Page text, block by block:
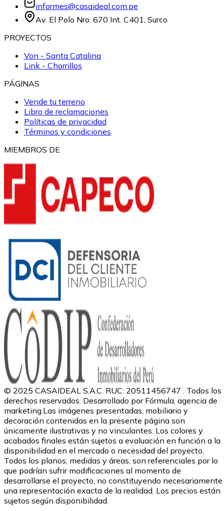
informes@casaideal.com.pe
Av. El Polo Nro. 670 Int. C401, Surco
PROYECTOS
Von - Santa Catalina
Link - Chorrillos
PÁGINAS
Vende tu terreno
Libro de reclamaciones
Políticas de privacidad
Términos y condiciones
MIEMBROS DE
© 2025 CASAIDEAL S.A.C. RUC: 20511456747 . Todos los
derechos reservados. Desarrollado por Fórmula, agencia de
marketing. Las imágenes presentadas, mobiliario y
decoración contenidas en la presente página son
únicamente ilustrativas y no vinculantes. Los colores y
acabados finales están sujetos a evaluación en función a la
disponibilidad en el mercado o necesidad del proyecto.
Todos los planos, medidas y áreas, son referenciales por lo
que podrían sufrir modificaciones al momento de
desarrollarse el proyecto, no constituyendo necesariamente
una representación exacta de la realidad. Los precios están
sujetos según disponibilidad.